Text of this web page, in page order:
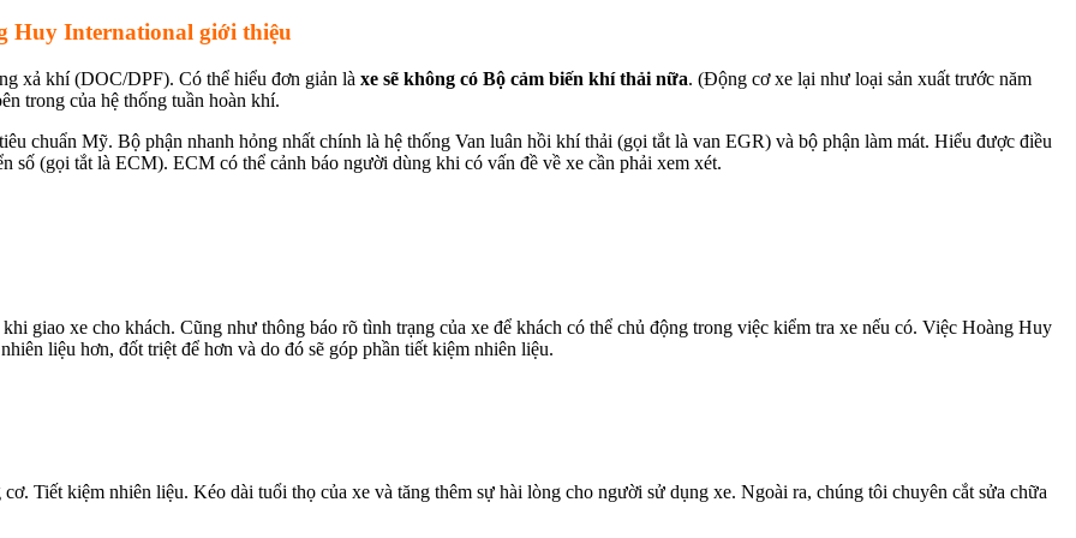
Huy International giới thiệu
xả khí (DOC/DPF). Có thể hiểu đơn giản là xe sẽ không có Bộ cảm biến khí thải nữa. (Động cơ xe lại như loại sản xuất trước năm
trong của hệ thống tuần hoàn khí.
chuẩn Mỹ. Bộ phận nhanh hỏng nhất chính là hệ thống Van luân hồi khí thải (gọi tắt là van EGR) và bộ phận làm mát. Hiểu được điều
số (gọi tắt là ECM). ECM có thể cảnh báo người dùng khi có vấn đề về xe cần phải xem xét.
giao xe cho khách. Cũng như thông báo rõ tình trạng của xe để khách có thể chủ động trong việc kiểm tra xe nếu có. Việc Hoàng Huy
liệu hơn, đốt triệt để hơn và do đó sẽ góp phần tiết kiệm nhiên liệu.
Tiết kiệm nhiên liệu. Kéo dài tuổi thọ của xe và tăng thêm sự hài lòng cho người sử dụng xe. Ngoài ra, chúng tôi chuyên cắt sửa chữa